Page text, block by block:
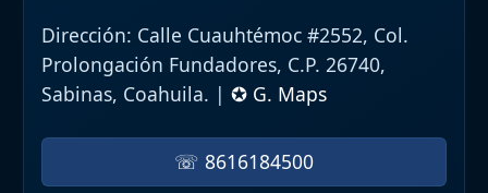
Dirección: Calle Cuauhtémoc #2552, Col.
Prolongación Fundadores, C.P. 26740,
Sabinas, Coahuila. | ✪ G. Maps
☏ 8616184500